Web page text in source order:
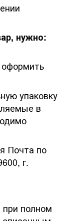
нужно:
оформить
упаковку
в
Почта по
г.
при полном